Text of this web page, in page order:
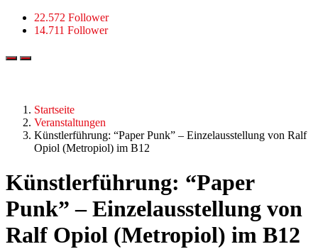
22.572 Follower
14.711 Follower
Startseite
Veranstaltungen
Künstlerführung: “Paper Punk” – Einzelausstellung von Ralf
Opiol (Metropiol) im B12
Künstlerführung: “Paper
Punk” – Einzelausstellung von
Ralf Opiol (Metropiol) im B12